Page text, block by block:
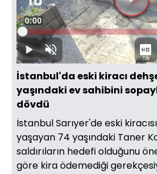
OynatSesi
Aç
Süre
0:00
720
Yüklendi:
2.91%
İstanbul'da eski kiracı
yaşındaki ev sahibini
dövdü
İstanbul Sarıyer'de eski
yaşayan 74 yaşındaki Taner
saldırıların hedefi olduğunu
göre kira ödemediği